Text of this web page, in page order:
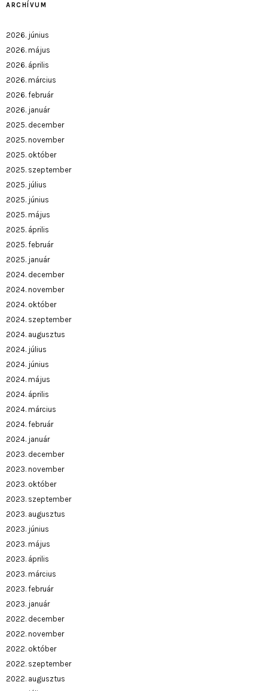
ARCHÍVUM
2026. június
2026. május
2026. április
2026. március
2026. február
2026. január
2025. december
2025. november
2025. október
2025. szeptember
2025. július
2025. június
2025. május
2025. április
2025. február
2025. január
2024. december
2024. november
2024. október
2024. szeptember
2024. augusztus
2024. július
2024. június
2024. május
2024. április
2024. március
2024. február
2024. január
2023. december
2023. november
2023. október
2023. szeptember
2023. augusztus
2023. június
2023. május
2023. április
2023. március
2023. február
2023. január
2022. december
2022. november
2022. október
2022. szeptember
2022. augusztus